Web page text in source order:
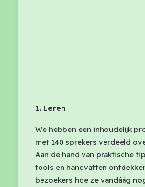
1. Leren
We hebben een inhoudelijk
met 140 sprekers verdeeld
Aan de hand van praktische
tools en handvatten
bezoekers hoe ze vandáág